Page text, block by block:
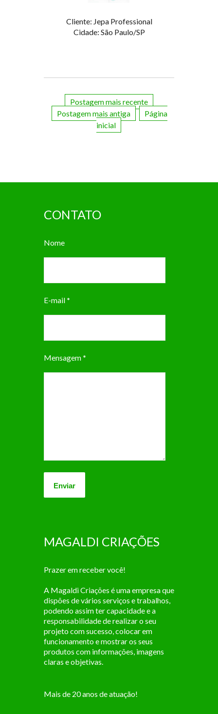
Cliente: Jepa Professional
Cidade: São Paulo/SP
Postagem mais recente
Postagem mais antiga
Página
inicial
CONTATO
Nome
E-mail *
Mensagem *
MAGALDI CRIAÇÕES
Prazer em receber você!
A Magaldi Criações é uma empresa que
dispões de vários serviços e trabalhos,
podendo assim ter capacidade e a
responsabilidade de realizar o seu
projeto com sucesso, colocar em
funcionamento e mostrar os seus
produtos com informações, imagens
claras e objetivas.
Mais de 20 anos de atuação!